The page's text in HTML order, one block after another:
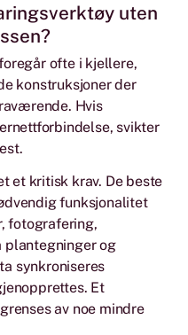
uten
ofte i kjellere,
konstruksjoner der
Hvis
svikter
et kritisk krav. De beste
funksjonalitet
fotografering,
plantegninger og
synkroniseres
Et
av noe mindre